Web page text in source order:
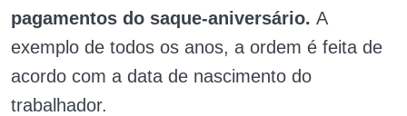
pagamentos do saque-aniversário. A
exemplo de todos os anos, a ordem é feita de
acordo com a data de nascimento do
trabalhador.